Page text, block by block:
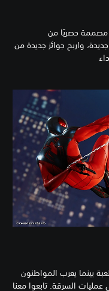
مصممة حصريًا من
واربح جوائز جديدة من
بينما يعرب المواطنون
السرقة. تابعوا معنا